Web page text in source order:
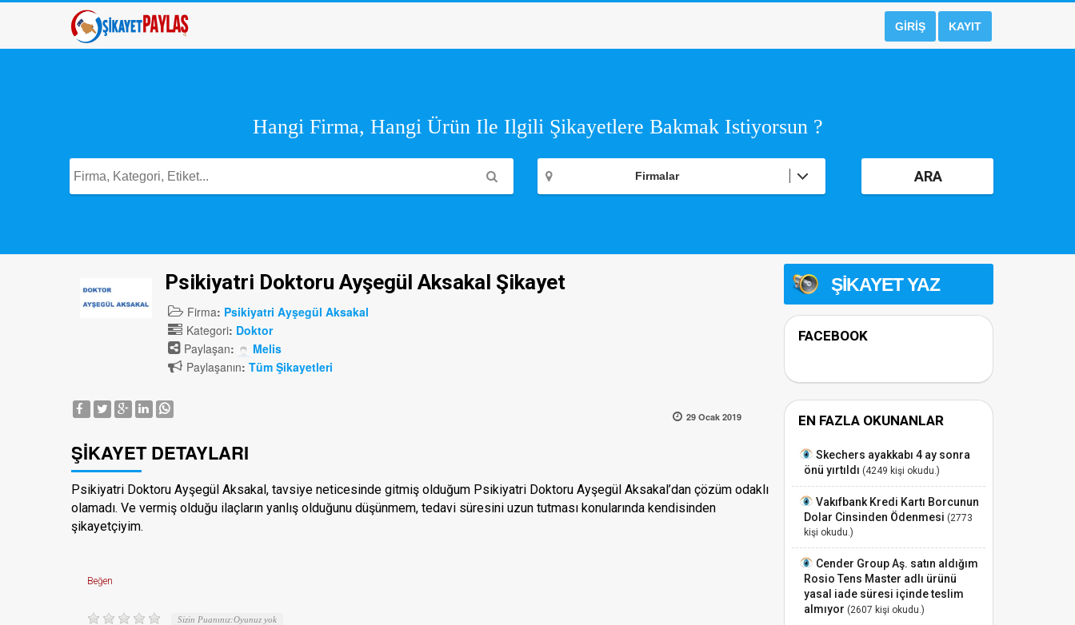
GIRIŞ KAYIT
Hangi Firma, Hangi Ürün Ile Ilgili Şikayetlere Bakmak Istiyorsun ?
Firmalar ARA
Psikiyatri Doktoru Ayşegül Aksakal Şikayet
Firma: Psikiyatri Ayşegül Aksakal
Kategori: Doktor
Paylaşan:
Melis
Paylaşanın:Tüm Şikayetleri
29 Ocak 2019

ŞIKAYET DETAYLARI
Psikiyatri Doktoru Ayşegül Aksakal, tavsiye neticesinde gitmiş olduğum Psikiyatri Doktoru Ayşegül Aksakal’dan çözüm odaklı
olamadı. Ve vermiş olduğu ilaçların yanlış olduğunu düşünmem, tedavi süresini uzun tutması konularında kendisinden
şikayetçiyim.
Beğen
Sizin Puanınız:Oyunuz yok
ŞIKAYET YAZ
FACEBOOK
EN FAZLA OKUNANLAR
Skechers ayakkabı 4 ay sonra
önü yırtıldı (4249 kişi okudu.)
Vakıfbank Kredi Kartı Borcunun
Dolar Cinsinden Ödenmesi (2773
kişi okudu.)
Cender Group Aş. satın aldığım
Rosio Tens Master adlı ürünü
yasal iade süresi içinde teslim
almıyor (2607 kişi okudu.)